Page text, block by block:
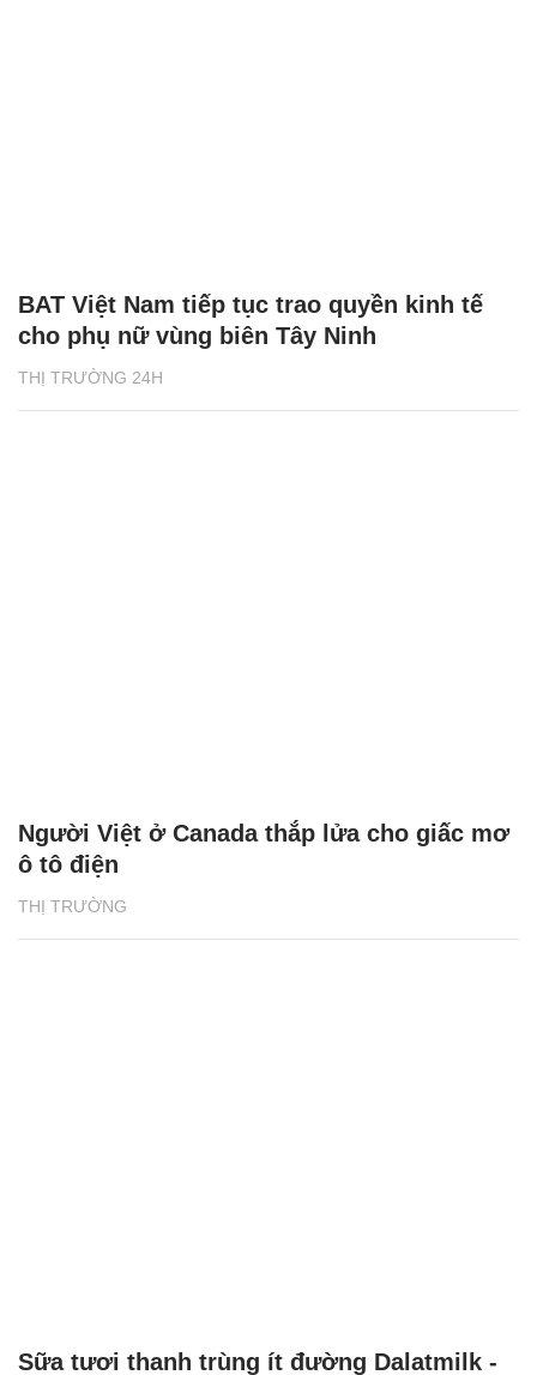
THỊ TRƯỜNG 24H
BAT Việt Nam tiếp tục trao quyền kinh tế
cho phụ nữ vùng biên Tây Ninh
THỊ TRƯỜNG
Người Việt ở Canada thắp lửa cho giấc mơ
ô tô điện
Sữa tươi thanh trùng ít đường Dalatmilk -